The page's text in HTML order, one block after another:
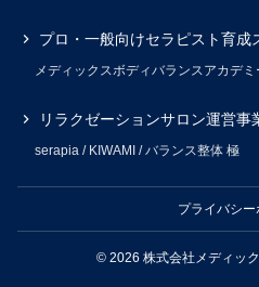
プロ・一般向けセラピスト育成
メディックスボディバランスアカデミ
リラクゼーションサロン運営事
serapia / KIWAMI / バランス整体 極
プライバシー
© 2026 株式会社メディッ